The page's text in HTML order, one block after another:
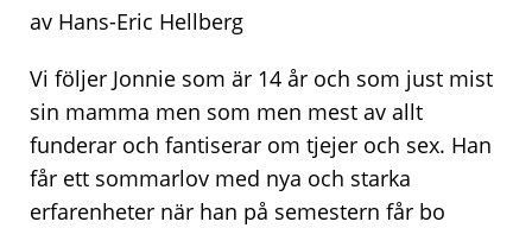
av Hans-Eric Hellberg
Vi följer Jonnie som är 14 år och som just mist
sin mamma men som men mest av allt
funderar och fantiserar om tjejer och sex. Han
får ett sommarlov med nya och starka
erfarenheter när han på semestern får bo